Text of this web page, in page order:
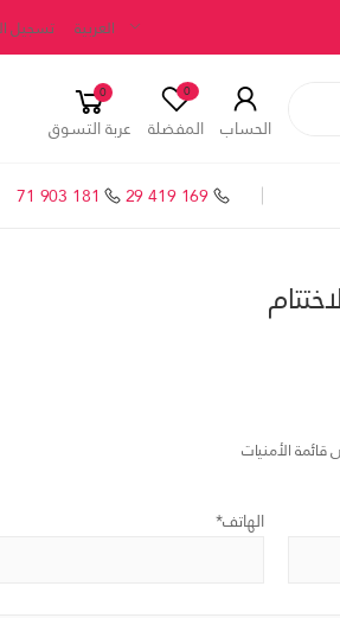
العربية تسجيل
الحساب
0
المفضلة
0
عربة التسوق
29 419 169
71 903 181
الأمنيات
الهاتف*